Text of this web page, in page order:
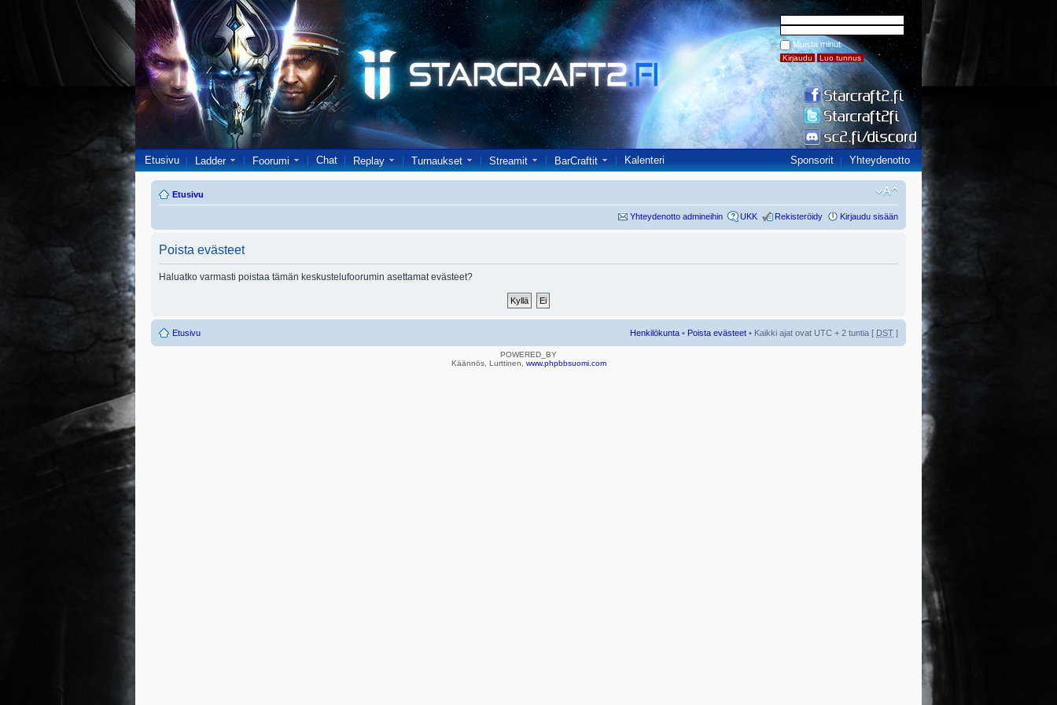
Muista minut
Etusivu Ladder Foorumi Chat Replay Turnaukset Streamit BarCraftit Kalenteri Sponsorit Yhteydenotto
Etusivu
Yhteydenotto admineihin UKK Rekisteröidy Kirjaudu sisään
Poista evästeet
Haluatko varmasti poistaa tämän keskustelufoorumin asettamat evästeet?
Etusivu Henkilökunta • Poista evästeet • Kaikki ajat ovat UTC + 2 tuntia [ DST ]
POWERED_BY
Käännös, Lurttinen, www.phpbbsuomi.com